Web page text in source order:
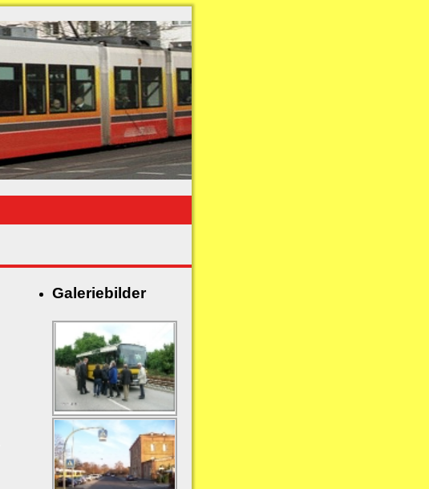
Galeriebilder